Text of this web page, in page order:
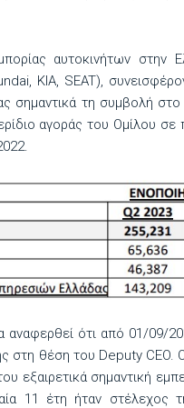
αυτοκινήτων
KIA, SEAT),
σημαντικά τη συμβολή στο
αγοράς του Ομίλου
αναφερθεί ότι από 01/
στη θέση του Deputy CEO.
εξαιρετικά σημαντική
11 έτη ήταν